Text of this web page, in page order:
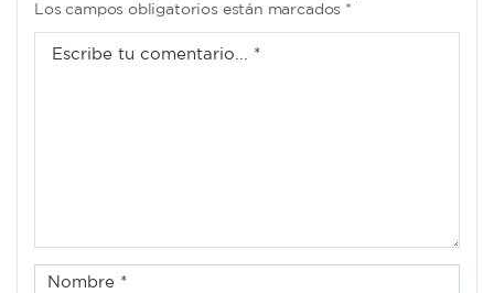
Los campos obligatorios están marcados *